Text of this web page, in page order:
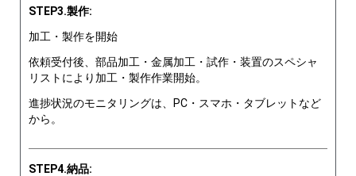
STEP3.製作:
加工・製作を開始
依頼受付後、部品加工・金属加工・試作・装置のスペシャ
リストにより加工・製作作業開始。
進捗状況のモニタリングは、PC・スマホ・タブレットなど
から。
STEP4.納品: